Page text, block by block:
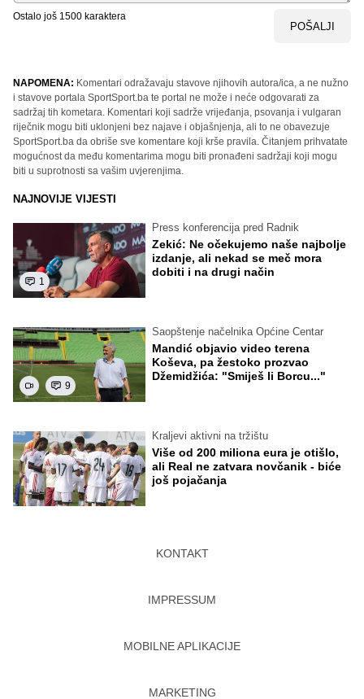
Ostalo još 1500 karaktera
POŠALJI
NAPOMENA: Komentari odražavaju stavove njihovih autora/ica, a ne nužno
i stavove portala SportSport.ba te portal ne može i neće odgovarati za
sadržaj tih kometara. Komentari koji sadrže vrijeđanja, psovanja i vulgaran
riječnik mogu biti uklonjeni bez najave i objašnjenja, ali to ne obavezuje
SportSport.ba da obriše sve komentare koji krše pravila. Čitanjem prihvatate
mogućnost da među komentarima mogu biti pronađeni sadržaji koji mogu
biti u suprotnosti sa vašim uvjerenjima.
NAJNOVIJE VIJESTI
1
Press konferencija pred Radnik
Zekić: Ne očekujemo naše najbolje
izdanje, ali nekad se meč mora
dobiti i na drugi način
9
Saopštenje načelnika Općine Centar
Mandić objavio video terena
Koševa, pa žestoko prozvao
Džemidžića: "Smiješ li Borcu..."
Kraljevi aktivni na tržištu
Više od 200 miliona eura je otišlo,
ali Real ne zatvara novčanik - biće
još pojačanja
KONTAKT
IMPRESSUM
MOBILNE APLIKACIJE
MARKETING